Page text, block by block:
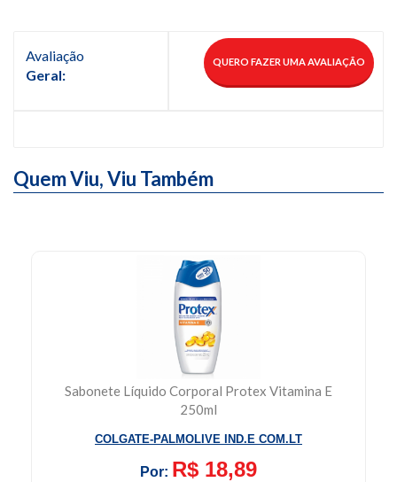
Avaliação
Geral:
QUERO FAZER UMA AVALIAÇÃO
Quem Viu,Viu Também
Sabonete Liquido Infantil Granado 250ml
PONTELAND DISTRIBUICAO S/A
Por: R$ 30,99